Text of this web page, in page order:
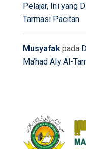
Pelajar, Ini yang
Tarmasi Pacitan
Musyafak pada
Ma’had Aly Al-